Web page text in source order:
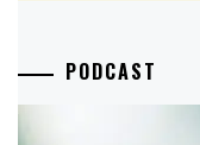
PODCAST